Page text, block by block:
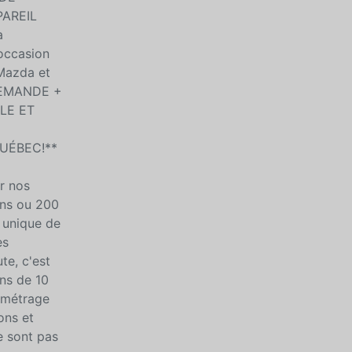
et
+
ET
nos
ou 200
de
c'est
de 10
et
sont pas